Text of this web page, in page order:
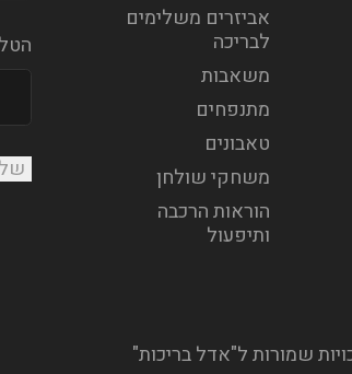
אביזרים משלימים
לבריכה
משאבות
מתנפחים
טאבונים
משחקי שולחן
הוראות הרכבה
ותיפעול